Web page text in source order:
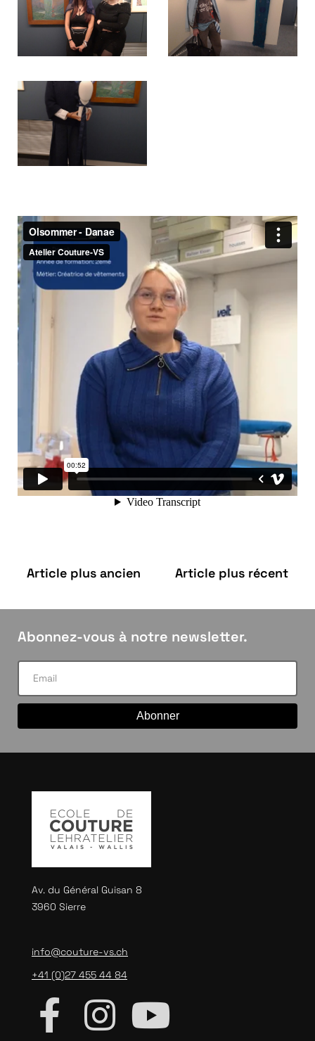
Article plus ancien Article plus récent
Abonnez-vous à notre newsletter.
Abonner
Av. du Général Guisan 8
3960 Sierre
info@couture-vs.ch
+41 (0)27 455 44 84